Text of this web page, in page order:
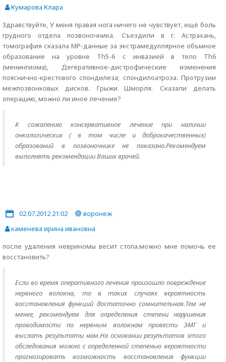
Кумарова Клара
Здравствуйте, У меня правая нога ничего не чувствует, ещё боль
грудного отдела позвоночника. Съездили в г. Астрахань,
томография сказала МР-данные за экстрамедуллярное объмное
образование на уровне Th5-6 с инвазией в тело Th6
(менингиома), Дегеративное-дистрофические изменения
пояснично-крестового спондилеза; спондилоатроза. Протрузии
межпозвонковых дисков. Грыжи Шморля. Сказали делать
операцию, можно ли иное лечение?
К сожалению консервативное лечение при наличии
онкологических ( в том числе и доброкачественных)
образований в позвоночнике не показано.Рекомендуем
выполнять рекомендации Ваших врачей.
02.07.2012 21:02
воронеж
каменева ирина ивановна
после удаления невриномы весит стопа.можно мне помочь ее
восстановить?
Если во время оперативного лечения произошло повреждение
нервного волокна, то в таких случаях вероятность
восстановления функций достаточно сомнительная.Тем не
менее, рекомендуем для определения степени нарушения
проводимости по нервным волокнам провести ЭМГ и
выслать результаты нам.На основании результатов этого
обследования можно с определенной степенью вероятности
прогнозировать возможность восстановления функции